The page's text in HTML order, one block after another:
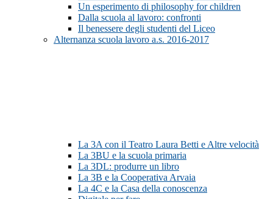
Un esperimento di philosophy for children
Dalla scuola al lavoro: confronti
Il benessere degli studenti del Liceo
Alternanza scuola lavoro a.s. 2016-2017
La 3A con il Teatro Laura Betti e Altre velocità
La 3BU e la scuola primaria
La 3DL: produrre un libro
La 3B e la Cooperativa Arvaia
La 4C e la Casa della conoscenza